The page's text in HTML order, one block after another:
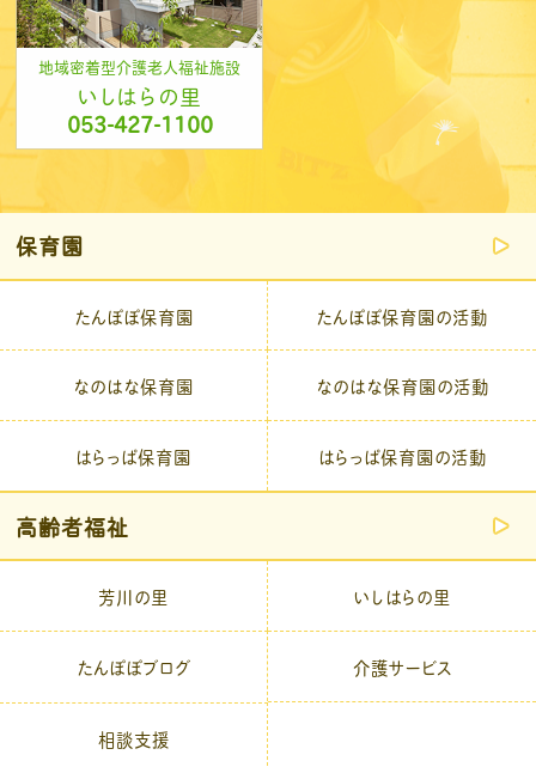
地域密着型介護老人福祉施設
いしはらの里
053-427-1100
保育園
たんぽぽ保育園 たんぽぽ保育園の活動
なのはな保育園 なのはな保育園の活動
はらっぱ保育園 はらっぱ保育園の活動
高齢者福祉
芳川の里 いしはらの里
たんぽぽブログ 介護サービス
相談支援